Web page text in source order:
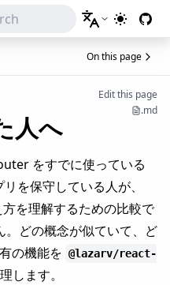
Switch
Edit this page
.md
人へ
をすでに使っている
を保守している人が、
を理解するための比較で
どの概念が似ていて、ど
の機能を @lazarv/react-
します。
On this page